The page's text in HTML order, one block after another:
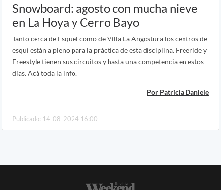
Snowboard: agosto con mucha nieve
en La Hoya y Cerro Bayo
Tanto cerca de Esquel como de Villa La Angostura los centros de
esquí están a pleno para la práctica de esta disciplina. Freeride y
Freestyle tienen sus circuitos y hasta una competencia en estos
días. Acá toda la info.
Por Patricia Daniele
Publicado: 14-08-2024 16:00